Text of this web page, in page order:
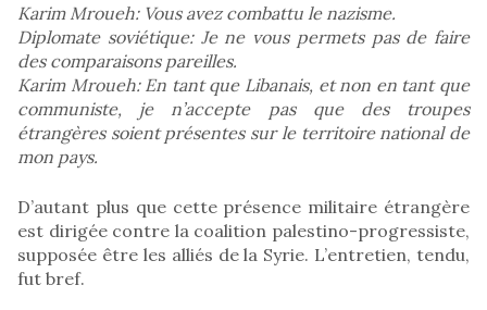
Karim Mroueh: Vous avez combattu le nazisme.
Diplomate soviétique: Je ne vous permets pas de faire
des comparaisons pareilles.
Karim Mroueh: En tant que Libanais, et non en tant que
communiste, je n’accepte pas que des troupes
étrangères soient présentes sur le territoire national de
mon pays.
D’autant plus que cette présence militaire étrangère
est dirigée contre la coalition palestino-progressiste,
supposée être les alliés de la Syrie. L’entretien, tendu,
fut bref.